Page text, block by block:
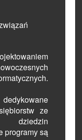
ze
programy są